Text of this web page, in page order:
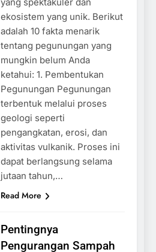
ekosistem yang unik. Berikut
adalah 10 fakta menarik
tentang pegunungan yang
mungkin belum Anda
ketahui: 1. Pembentukan
Pegunungan Pegunungan
terbentuk melalui proses
geologi seperti
pengangkatan, erosi, dan
aktivitas vulkanik. Proses ini
dapat berlangsung selama
jutaan tahun,…
Read More
Pentingnya
Pengurangan Sampah